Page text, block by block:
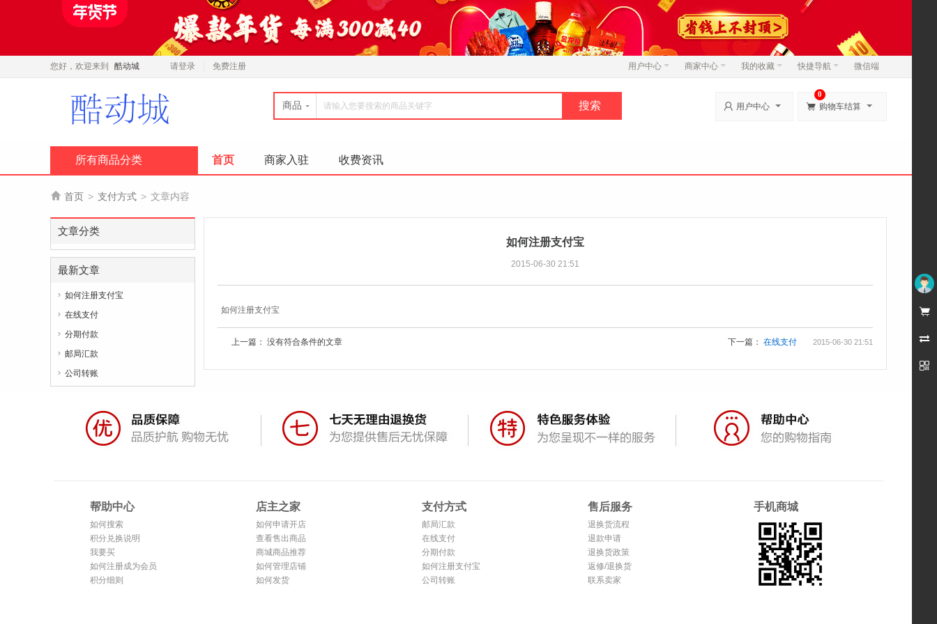
您好，欢迎来到 酷动城 请登录 免费注册 用户中心 商家中心 我的收藏 快捷导航 微信端
未登录



商品  用户中心  购物车结算
0
所有商品分类 首页 商家入驻 收费资讯
 首页 > 支付方式 > 文章内容
文章分类
最新文章
 如何注册支付宝
 在线支付
 分期付款
 邮局汇款
 公司转账
如何注册支付宝
2015-06-30 21:51
如何注册支付宝
上一篇： 没有符合条件的文章 下一篇： 在线支付 2015-06-30 21:51
帮助中心
如何搜索
积分兑换说明
我要买
如何注册成为会员
积分细则
店主之家
如何申请开店
查看售出商品
商城商品推荐
如何管理店铺
如何发货
支付方式
邮局汇款
在线支付
分期付款
如何注册支付宝
公司转账
售后服务
退换货流程
退款申请
退换货政策
返修/退换货
联系卖家
手机商城